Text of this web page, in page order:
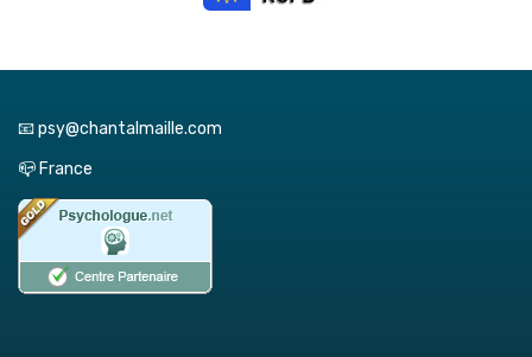
📧 psy@chantalmaille.com
📪 France